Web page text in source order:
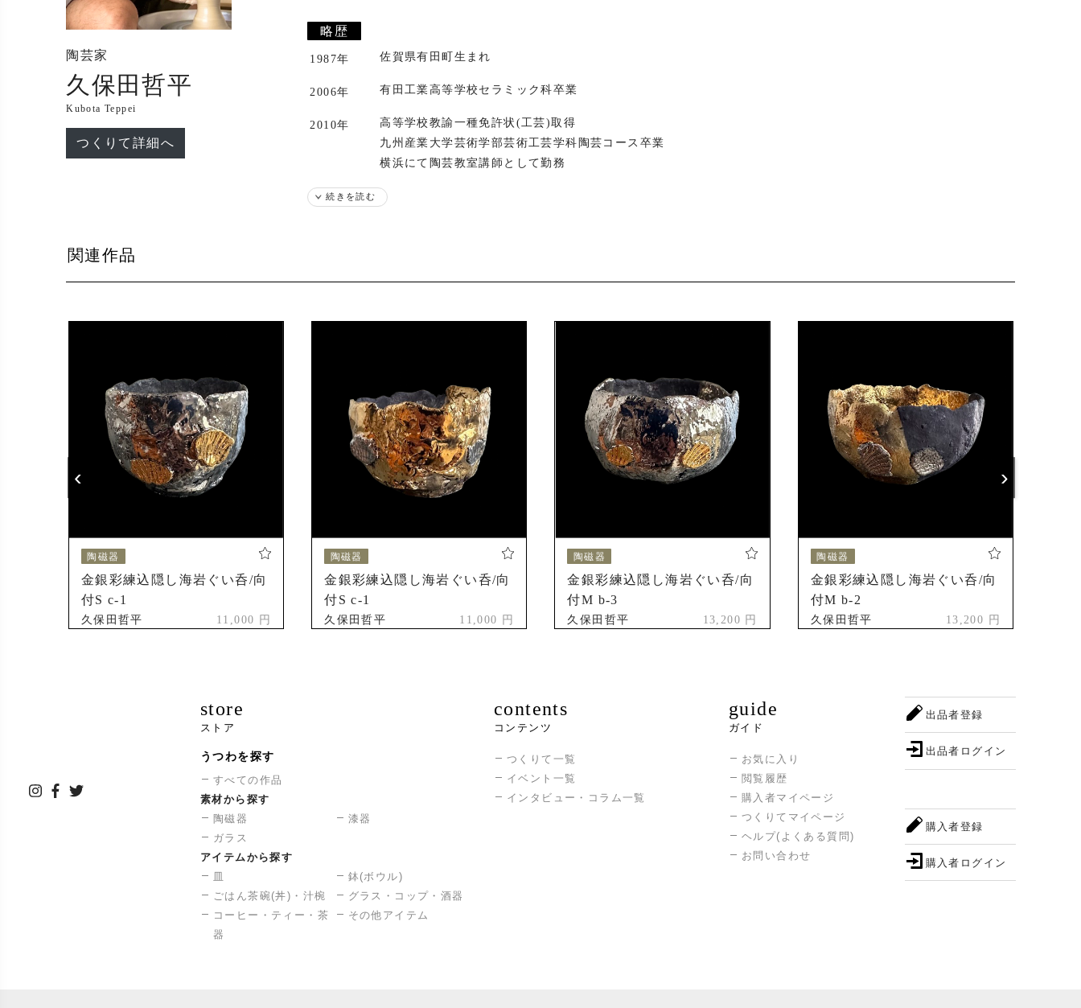
陶芸家
久保田哲平
Kubota Teppei
つくりて詳細へ
略歴
1987年 佐賀県有田町生まれ
2006年 有田工業高等学校セラミック科卒業
2010年
高等学校教諭一種免許状(工芸)取得
九州産業大学芸術学部芸術工芸学科陶芸コース卒業
横浜にて陶芸教室講師として勤務
2017年
都内にて作家活動を開始
2023年 陶・硝子展@松森美術
受賞歴
続きを読む
関連作品
陶磁器
金銀彩練込隠し海岩ぐい呑/向
付S c-1
久保田哲平 11,000 円
陶磁器
金銀彩練込隠し海岩ぐい呑/向
付S c-1
久保田哲平 11,000 円
陶磁器
金銀彩練込隠し海岩ぐい呑/向
付M b-3
久保田哲平 13,200 円
陶磁器
金銀彩練込隠し海岩ぐい呑/向
付M b-2
久保田哲平 13,200 円
‹ ›
store
ストア
うつわを探す
すべての作品
素材から探す
陶磁器
漆器
ガラス
アイテムから探す
皿
鉢(ボウル)
ごはん茶碗(丼)・汁椀
グラス・コップ・酒器
コーヒー・ティー・茶
器
その他アイテム
contents
コンテンツ
つくりて一覧
イベント一覧
インタビュー・コラム一覧
guide
ガイド
お気に入り
閲覧履歴
購入者マイページ
つくりてマイページ
ヘルプ(よくある質問)
お問い合わせ
出品者登録
出品者ログイン
購入者登録
購入者ログイン